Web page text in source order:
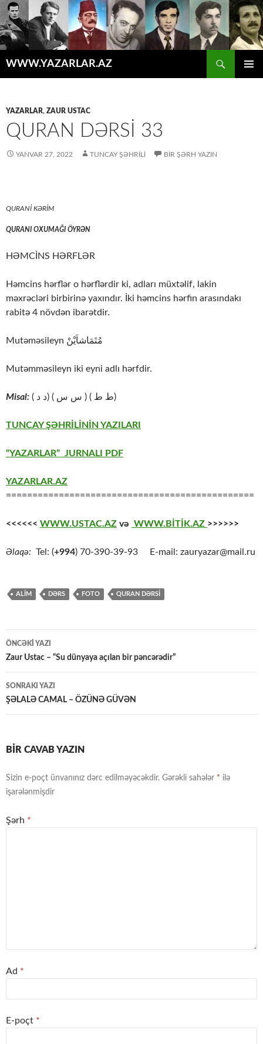
WWW.YAZARLAR.AZ
YAZARLAR, ZAUR USTAC
QURAN DƏRSİ 33
YANVAR 27, 2022 TUNCAY ŞƏHRILI BIR ŞƏRH YAZIN
QURANİ KƏRİM
QURANI OXUMAĞI ÖYRƏN
HƏMCİNS HƏRFLƏR
Həmcins hərflər o hərflərdir ki, adları müxtəlif, lakin
məxrəcləri birbirinə yaxındır. İki həmcins hərfin arasındakı
rabitə 4 növdən ibarətdir.
Mutəməsileyn مُتَمَاشاَيْنْ
Mutəmməsileyn iki eyni adlı hərfdir.
Misal: ( د د) ( س س ) ( ط ط)
TUNCAY ŞƏHRİLİNİN YAZILARI
“YAZARLAR” JURNALI PDF
YAZARLAR.AZ
===============================================
<<<<<< WWW.USTAC.AZ və WWW.BİTİK.AZ >>>>>>
Əlaqə: Tel: (+994) 70-390-39-93 E-mail: zauryazar@mail.ru
ALİM DƏRS FOTO QURAN DƏRSİ
Yazılar
üzrə
naviqasiya
ÖNCƏKI YAZI
Zaur Ustac – “Su dünyaya açılan bir pəncərədir”
SONRAKI YAZI
ŞƏLALƏ CAMAL – ÖZÜNƏ GÜVƏN
BIR CAVAB YAZIN
Sizin e-poçt ünvanınız dərc edilməyəcəkdir. Gərəkli sahələr * ilə
işarələnmişdir
Şərh *
Ad *
E-poçt *